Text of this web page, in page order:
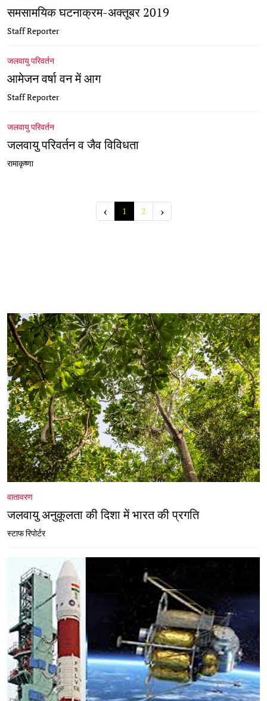
समसामयिक घटनाक्रम-अक्तूबर 2019
Staff Reporter
जलवायु परिवर्तन
आमेजन वर्षा वन में आग
Staff Reporter
जलवायु परिवर्तन
जलवायु परिवर्तन व जैव विविधता
रामाकृष्णा
‹ 1 2 ›
वातावरण
जलवायु अनुकूलता की दिशा में भारत की प्रगति
स्टाफ रिपोर्टर